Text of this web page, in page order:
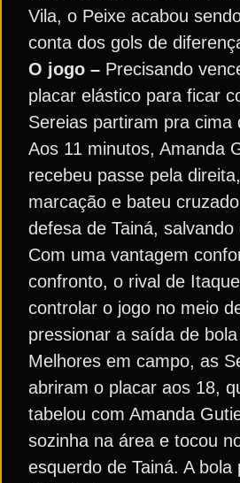
Vila, o Peixe acabou
conta dos gols de
O jogo – Precisando
placar elástico para ficar
Sereias partiram pra cima
Aos 11 minutos, Amanda
recebeu passe pela
marcação e bateu
defesa de Tainá, salvando
Com uma vantagem
confronto, o rival de
controlar o jogo no meio
pressionar a saída de
Melhores em campo, as
abriram o placar aos 18,
tabelou com Amanda
sozinha na área e tocou
esquerdo de Tainá. A bola